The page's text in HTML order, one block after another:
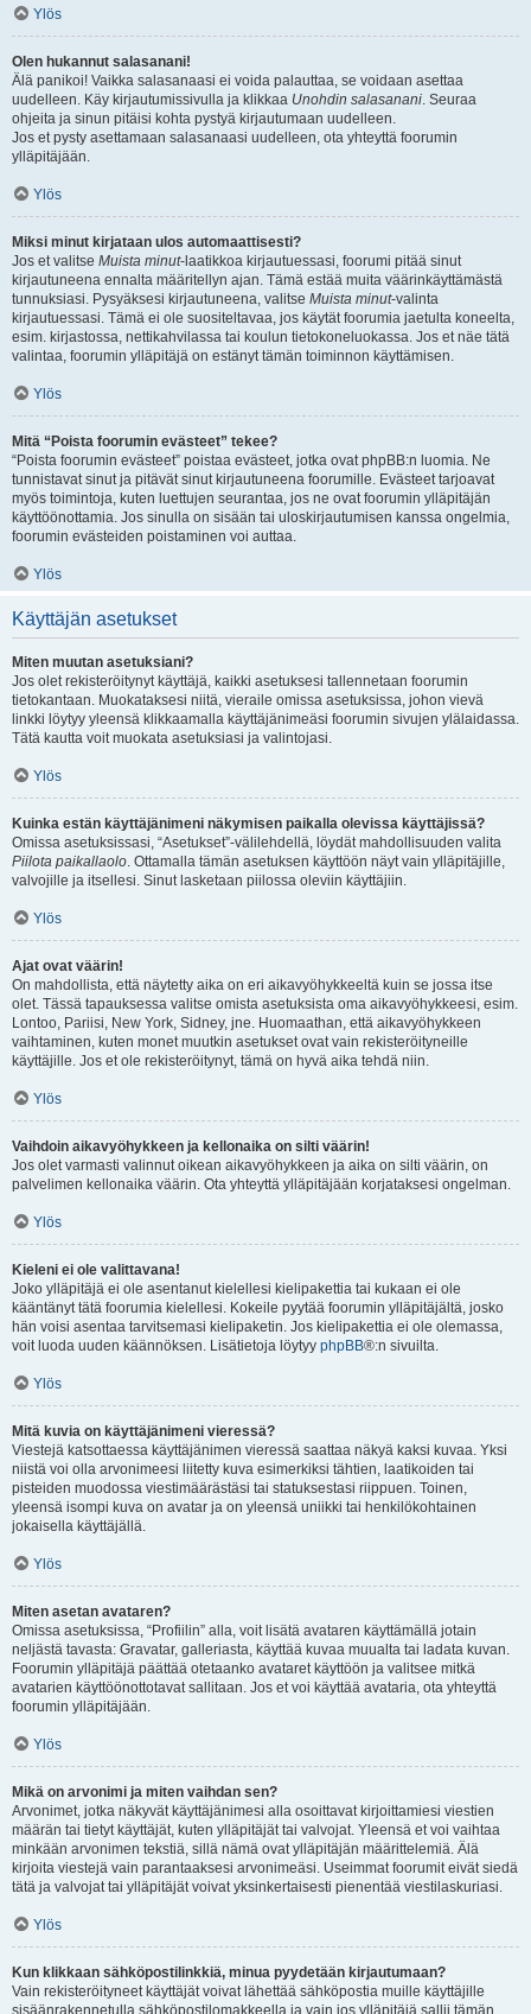
Ylös
Olen hukannut salasanani!
Älä panikoi! Vaikka salasanaasi ei voida palauttaa, se voidaan asettaa
uudelleen. Käy kirjautumissivulla ja klikkaa Unohdin salasanani. Seuraa
ohjeita ja sinun pitäisi kohta pystyä kirjautumaan uudelleen.
Jos et pysty asettamaan salasanaasi uudelleen, ota yhteyttä foorumin
ylläpitäjään.
Ylös
Miksi minut kirjataan ulos automaattisesti?
Jos et valitse Muista minut-laatikkoa kirjautuessasi, foorumi pitää sinut
kirjautuneena ennalta määritellyn ajan. Tämä estää muita väärinkäyttämästä
tunnuksiasi. Pysyäksesi kirjautuneena, valitse Muista minut-valinta
kirjautuessasi. Tämä ei ole suositeltavaa, jos käytät foorumia jaetulta koneelta,
esim. kirjastossa, nettikahvilassa tai koulun tietokoneluokassa. Jos et näe tätä
valintaa, foorumin ylläpitäjä on estänyt tämän toiminnon käyttämisen.
Ylös
Mitä “Poista foorumin evästeet” tekee?
“Poista foorumin evästeet” poistaa evästeet, jotka ovat phpBB:n luomia. Ne
tunnistavat sinut ja pitävät sinut kirjautuneena foorumille. Evästeet tarjoavat
myös toimintoja, kuten luettujen seurantaa, jos ne ovat foorumin ylläpitäjän
käyttöönottamia. Jos sinulla on sisään tai uloskirjautumisen kanssa ongelmia,
foorumin evästeiden poistaminen voi auttaa.
Ylös
Käyttäjän asetukset
Miten muutan asetuksiani?
Jos olet rekisteröitynyt käyttäjä, kaikki asetuksesi tallennetaan foorumin
tietokantaan. Muokataksesi niitä, vieraile omissa asetuksissa, johon vievä
linkki löytyy yleensä klikkaamalla käyttäjänimeäsi foorumin sivujen ylälaidassa.
Tätä kautta voit muokata asetuksiasi ja valintojasi.
Ylös
Kuinka estän käyttäjänimeni näkymisen paikalla olevissa käyttäjissä?
Omissa asetuksissasi, “Asetukset”-välilehdellä, löydät mahdollisuuden valita
Piilota paikallaolo. Ottamalla tämän asetuksen käyttöön näyt vain ylläpitäjille,
valvojille ja itsellesi. Sinut lasketaan piilossa oleviin käyttäjiin.
Ylös
Ajat ovat väärin!
On mahdollista, että näytetty aika on eri aikavyöhykkeeltä kuin se jossa itse
olet. Tässä tapauksessa valitse omista asetuksista oma aikavyöhykkeesi, esim.
Lontoo, Pariisi, New York, Sidney, jne. Huomaathan, että aikavyöhykkeen
vaihtaminen, kuten monet muutkin asetukset ovat vain rekisteröityneille
käyttäjille. Jos et ole rekisteröitynyt, tämä on hyvä aika tehdä niin.
Ylös
Vaihdoin aikavyöhykkeen ja kellonaika on silti väärin!
Jos olet varmasti valinnut oikean aikavyöhykkeen ja aika on silti väärin, on
palvelimen kellonaika väärin. Ota yhteyttä ylläpitäjään korjataksesi ongelman.
Ylös
Kieleni ei ole valittavana!
Joko ylläpitäjä ei ole asentanut kielellesi kielipakettia tai kukaan ei ole
kääntänyt tätä foorumia kielellesi. Kokeile pyytää foorumin ylläpitäjältä, josko
hän voisi asentaa tarvitsemasi kielipaketin. Jos kielipakettia ei ole olemassa,
voit luoda uuden käännöksen. Lisätietoja löytyy phpBB®:n sivuilta.
Ylös
Mitä kuvia on käyttäjänimeni vieressä?
Viestejä katsottaessa käyttäjänimen vieressä saattaa näkyä kaksi kuvaa. Yksi
niistä voi olla arvonimeesi liitetty kuva esimerkiksi tähtien, laatikoiden tai
pisteiden muodossa viestimäärästäsi tai statuksestasi riippuen. Toinen,
yleensä isompi kuva on avatar ja on yleensä uniikki tai henkilökohtainen
jokaisella käyttäjällä.
Ylös
Miten asetan avataren?
Omissa asetuksissa, “Profiilin” alla, voit lisätä avataren käyttämällä jotain
neljästä tavasta: Gravatar, galleriasta, käyttää kuvaa muualta tai ladata kuvan.
Foorumin ylläpitäjä päättää otetaanko avataret käyttöön ja valitsee mitkä
avatarien käyttöönottotavat sallitaan. Jos et voi käyttää avataria, ota yhteyttä
foorumin ylläpitäjään.
Ylös
Mikä on arvonimi ja miten vaihdan sen?
Arvonimet, jotka näkyvät käyttäjänimesi alla osoittavat kirjoittamiesi viestien
määrän tai tietyt käyttäjät, kuten ylläpitäjät tai valvojat. Yleensä et voi vaihtaa
minkään arvonimen tekstiä, sillä nämä ovat ylläpitäjän määrittelemiä. Älä
kirjoita viestejä vain parantaaksesi arvonimeäsi. Useimmat foorumit eivät siedä
tätä ja valvojat tai ylläpitäjät voivat yksinkertaisesti pienentää viestilaskuriasi.
Ylös
Kun klikkaan sähköpostilinkkiä, minua pyydetään kirjautumaan?
Vain rekisteröityneet käyttäjät voivat lähettää sähköpostia muille käyttäjille
sisäänrakennetulla sähköpostilomakkeella ja vain jos ylläpitäjä sallii tämän